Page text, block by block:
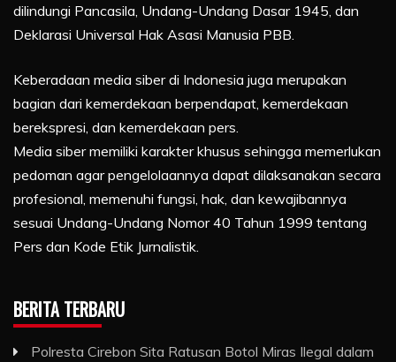
dilindungi Pancasila, Undang-Undang Dasar 1945, dan
Deklarasi Universal Hak Asasi Manusia PBB.
Keberadaan media siber di Indonesia juga merupakan
bagian dari kemerdekaan berpendapat, kemerdekaan
berekspresi, dan kemerdekaan pers.
Media siber memiliki karakter khusus sehingga memerlukan
pedoman agar pengelolaannya dapat dilaksanakan secara
profesional, memenuhi fungsi, hak, dan kewajibannya
sesuai Undang-Undang Nomor 40 Tahun 1999 tentang
Pers dan Kode Etik Jurnalistik.
BERITA TERBARU
Polresta Cirebon Sita Ratusan Botol Miras Ilegal dalam